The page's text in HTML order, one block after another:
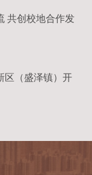
共创校地合作发
区（盛泽镇）开